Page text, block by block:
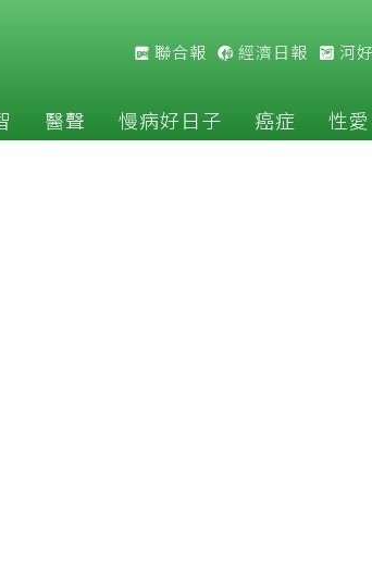
聯合報 經濟日報 河
醫聲 慢病好日子 癌症 性愛